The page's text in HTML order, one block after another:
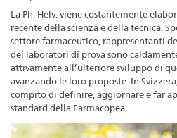
La Ph. Helv. viene costantemente
recente della scienza e della tecnica.
settore farmaceutico, rappresentanti
dei laboratori di prova sono
attivamente all’ulteriore sviluppo di
avanzando le loro proposte. In
compito di definire, aggiornare e far
standard della Farmacopea.